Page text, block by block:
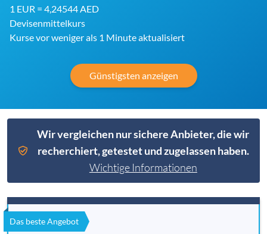
1 EUR = 4,24544 AED
Devisenmittelkurs
Kurse vor weniger als 1 Minute aktualisiert
Günstigsten anzeigen
Wir vergleichen nur sichere Anbieter, die wir
recherchiert, getestet und zugelassen haben.
Wichtige Informationen
Das beste Angebot